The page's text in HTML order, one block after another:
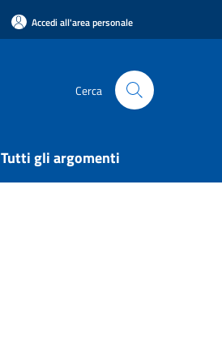
Accedi all'area personale
Cerca
Tutti gli argomenti